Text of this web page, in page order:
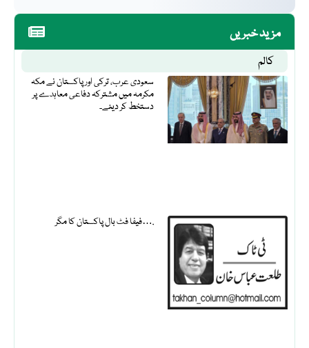
مزید خبریں
کالم
سعودی عرب، ترکی اور پاکستان نے مکہ
مکرمہ میں مشترکہ دفاعی معاہدے پر
دستخط کر دیئے۔
فیفا فٹ بال پاکستان کا مگر….